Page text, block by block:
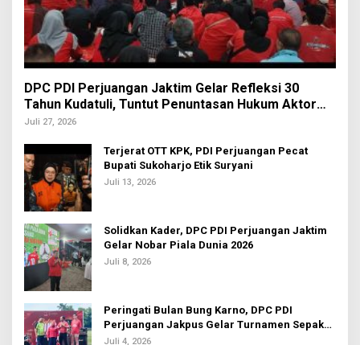
DPC PDI Perjuangan Jaktim Gelar Refleksi 30
Tahun Kudatuli, Tuntut Penuntasan Hukum Aktor
Intelektual
Juli 27, 2026
Terjerat OTT KPK, PDI Perjuangan Pecat
Bupati Sukoharjo Etik Suryani
Juli 13, 2026
Solidkan Kader, DPC PDI Perjuangan Jaktim
Gelar Nobar Piala Dunia 2026
Juli 8, 2026
Peringati Bulan Bung Karno, DPC PDI
Perjuangan Jakpus Gelar Turnamen Sepak
Bola U-20
Juli 4, 2026